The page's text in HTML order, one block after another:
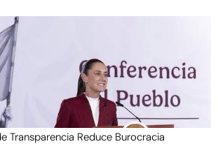
Transparencia Reduce Burocracia